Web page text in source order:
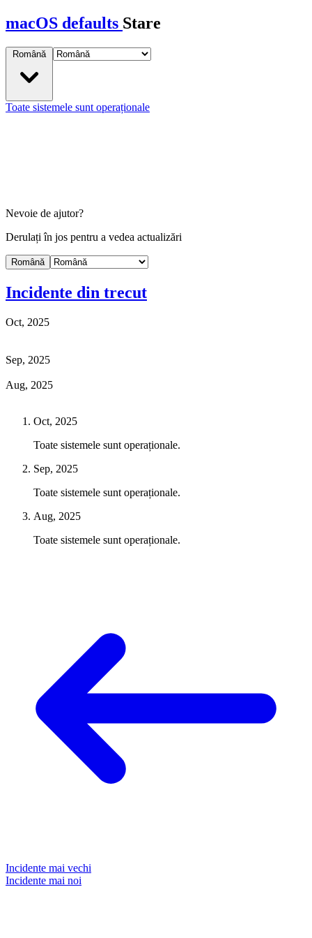
macOS defaults Stare
Română
Toate sistemele sunt operaționale
Nevoie de ajutor?
Derulați în jos pentru a vedea actualizări
Română
Incidente din trecut
Oct, 2025
Sep, 2025
Aug, 2025
Oct, 2025
Toate sistemele sunt operaționale.
Sep, 2025
Toate sistemele sunt operaționale.
Aug, 2025
Toate sistemele sunt operaționale.
Incidente mai vechi
Incidente mai noi